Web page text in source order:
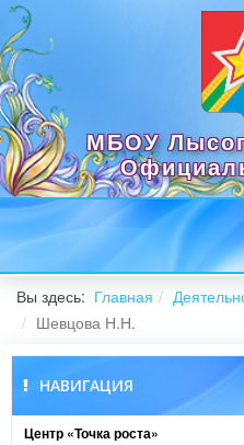
МБОУ
Вы здесь: Главная
Шевцова Н.Н.
НАВИГАЦИЯ
Центр «Точка роста»